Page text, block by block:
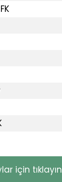
için tıklayın